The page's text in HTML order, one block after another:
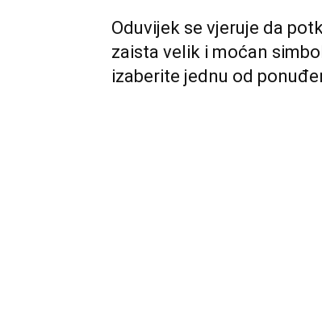
Oduvijek se vjeruje da
zaista velik i moćan
izaberite jednu od